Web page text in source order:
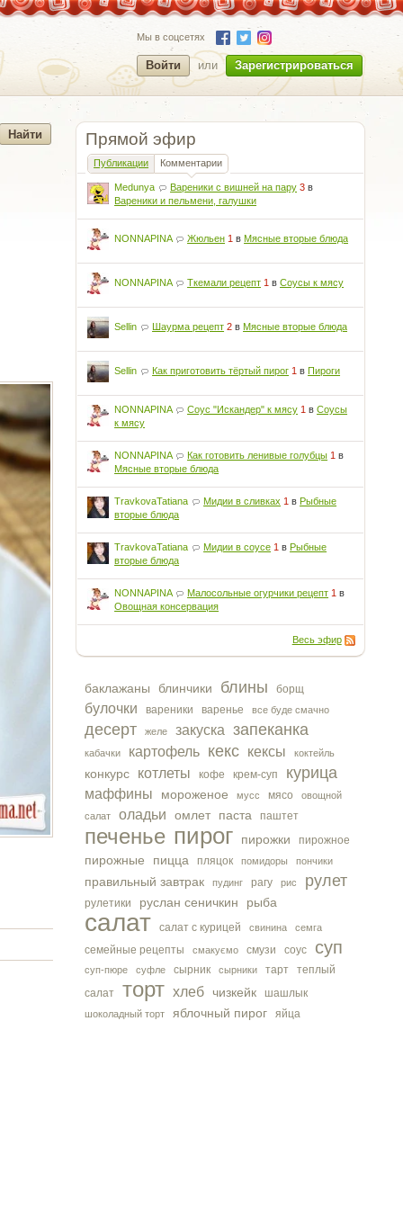
Мы в соцсетях
Войти или Зарегистрироваться
Прямой эфир
Публикации Комментарии
Medunya Вареники с вишней на пару 3 в
Вареники и пельмени, галушки
NONNAPINA Жюльен 1 вМясные вторые блюда
NONNAPINA Ткемали рецепт 1 вСоусы к мясу
Sellin Шаурма рецепт 2 вМясные вторые блюда
Sellin Как приготовить тёртый пирог 1 вПироги
NONNAPINA Соус "Искандер" к мясу 1 вСоусы
к мясу
NONNAPINA Как готовить ленивые голубцы 1 в
Мясные вторые блюда
TravkovaTatiana Мидии в сливках 1 вРыбные
вторые блюда
TravkovaTatiana Мидии в соусе 1 вРыбные
вторые блюда
NONNAPINA Малосольные огурчики рецепт 1 в
Овощная консервация
Весь эфир
баклажаны блинчики блины борщ
булочки вареники варенье все буде смачно
десерт желе закуска запеканка
кабачки картофель кекс кексы коктейль
конкурс котлеты кофе крем-суп курица
маффины мороженое мусс мясо
овощной
салат
оладьи омлет паста паштет
печенье пирог пирожки пирожное
пирожные пицца пляцок помидоры пончики
правильный завтрак пудинг рагу рис рулет
рулетики руслан сеничкин рыба
салат салат с курицей свинина семга
семейные рецепты смакуємо смузи соус суп
суп-пюре суфле сырник сырники тарт
теплый
салат
торт хлеб чизкейк шашлык
шоколадный торт яблочный пирог яйца